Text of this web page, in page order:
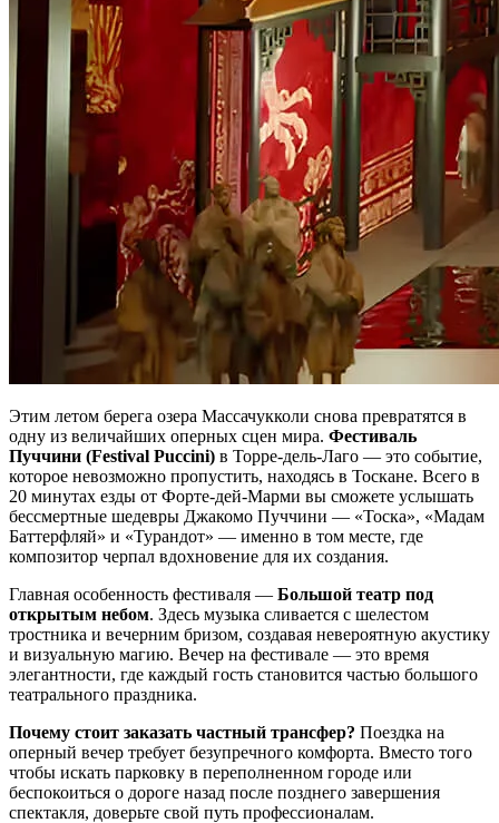
Этим летом берега озера Массачукколи снова превратятся в
одну из величайших оперных сцен мира. Фестиваль
Пуччини (Festival Puccini) в Торре-дель-Лаго — это событие,
которое невозможно пропустить, находясь в Тоскане. Всего в
20 минутах езды от Форте-дей-Марми вы сможете услышать
бессмертные шедевры Джакомо Пуччини — «Тоска», «Мадам
Баттерфляй» и «Турандот» — именно в том месте, где
композитор черпал вдохновение для их создания.
Главная особенность фестиваля — Большой театр под
открытым небом. Здесь музыка сливается с шелестом
тростника и вечерним бризом, создавая невероятную акустику
и визуальную магию. Вечер на фестивале — это время
элегантности, где каждый гость становится частью большого
театрального праздника.
Почему стоит заказать частный трансфер? Поездка на
оперный вечер требует безупречного комфорта. Вместо того
чтобы искать парковку в переполненном городе или
беспокоиться о дороге назад после позднего завершения
спектакля, доверьте свой путь профессионалам.